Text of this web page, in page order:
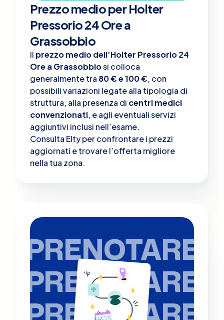
Prezzo medio per Holter
Pressorio 24 Ore a
Grassobbio
Il prezzo medio dell’Holter Pressorio 24
Ore a Grassobbiosi colloca
generalmente tra 80 € e 100 €, con
possibili variazioni legate alla tipologia di
struttura, alla presenza di centri medici
convenzionati, e agli eventuali servizi
aggiuntivi inclusi nell’esame.
Consulta Elty per confrontare i prezzi
aggiornati e trovare l’offerta migliore
nella tua zona.
PRENOTARE
PRENOTARE